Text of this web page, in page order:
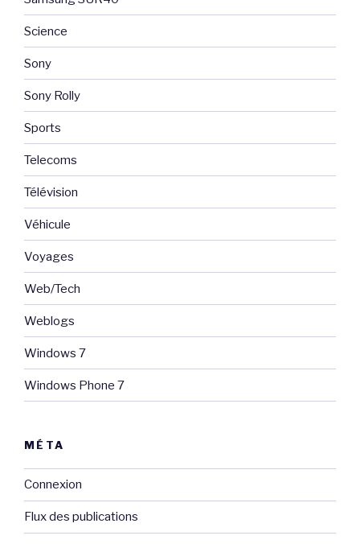
Science
Sony
Sony Rolly
Sports
Telecoms
Télévision
Véhicule
Voyages
Web/Tech
Weblogs
Windows 7
Windows Phone 7
MÉTA
Connexion
Flux des publications